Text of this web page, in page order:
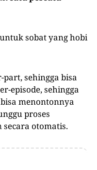
sobat yang hobi
sehingga bisa
episode, sehingga
menontonnya
proses
otomatis.